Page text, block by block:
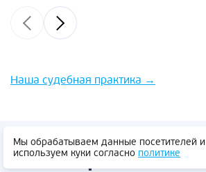
Наша судебная практика →
Как мы работаем
Мы обрабатываем данные посетителей и
используем куки согласно политике